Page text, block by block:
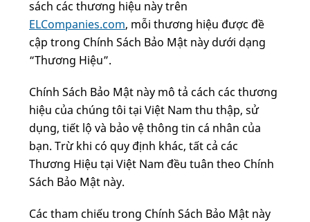
sách các thương hiệu này trên
ELCompanies.com, mỗi thương hiệu được đề
cập trong Chính Sách Bảo Mật này dưới dạng
“Thương Hiệu”.
Chính Sách Bảo Mật này mô tả cách các thương
hiệu của chúng tôi tại Việt Nam thu thập, sử
dụng, tiết lộ và bảo vệ thông tin cá nhân của
bạn. Trừ khi có quy định khác, tất cả các
Thương Hiệu tại Việt Nam đều tuân theo Chính
Sách Bảo Mật này.
Các tham chiếu trong Chính Sách Bảo Mật này